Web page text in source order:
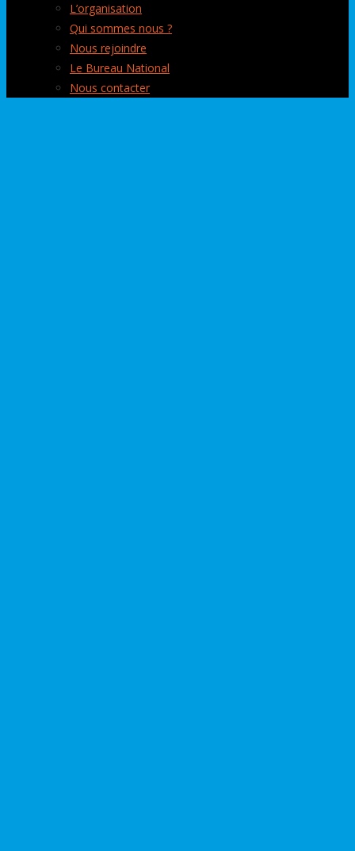
L’organisation
Qui sommes nous ?
Nous rejoindre
Le Bureau National
Nous contacter